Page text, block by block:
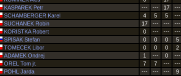
KASPAREK Petr
--- --- 17 ---
SCHAMBERGER Karel
4 5 5 ---
SUCHANEK Robin
17 --- --- ---
KORISTKA Robert
0 --- --- ---
SPISAK Stefan
0 0 0 5
TOMECEK Libor
0 0 0 2
ADAMEK Ondrej
1 --- 0 ---
OREL Tom jr.
7 7 --- ---
POHL Jarda
--- --- --- 9